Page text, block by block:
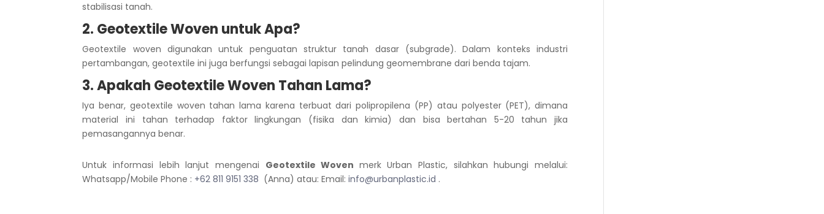
stabilisasi tanah.
2. Geotextile Woven untuk Apa?
Geotextile woven digunakan untuk penguatan struktur tanah dasar (subgrade). Dalam konteks industri
pertambangan, geotextile ini juga berfungsi sebagai lapisan pelindung geomembrane dari benda tajam.
3. Apakah Geotextile Woven Tahan Lama?
Iya benar, geotextile woven tahan lama karena terbuat dari polipropilena (PP) atau polyester (PET), dimana
material ini tahan terhadap faktor lingkungan (fisika dan kimia) dan bisa bertahan 5-20 tahun jika
pemasangannya benar.
Untuk informasi lebih lanjut mengenai Geotextile Woven merk Urban Plastic, silahkan hubungi melalui:
Whatsapp/Mobile Phone : +62 811 9151 338 (Anna) atau: Email:info@urbanplastic.id .